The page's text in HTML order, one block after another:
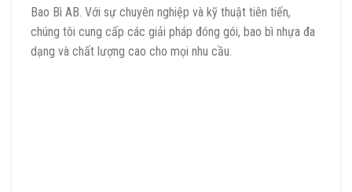
Bao Bì AB. Với sự chuyên nghiệp và kỹ thuật tiên tiến,
chúng tôi cung cấp các giải pháp đóng gói, bao bì nhựa đa
dạng và chất lượng cao cho mọi nhu cầu.